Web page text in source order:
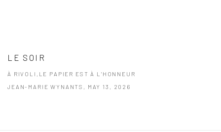
LE SOIR
À RIVOLI,LE PAPIER EST À L'HONNEUR
JEAN-MARIE WYNANTS, MAY 13, 2026